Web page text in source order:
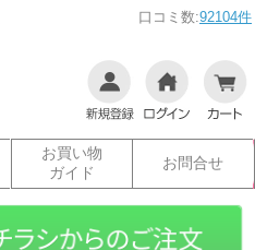
口コミ数:92104件
お買い物
ガイド
お問合せ